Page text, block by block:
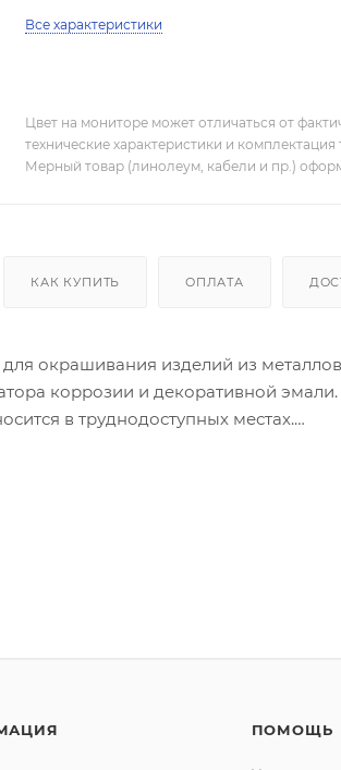
Все характеристики
Цвет на мониторе может отличаться от
технические характеристики и
Мерный товар (линолеум, кабели и пр.)
КАК КУПИТЬ ОПЛАТА
окрашивания изделий из
коррозии и декоративной эмали.
в труднодоступных местах.
ПОМОЩЬ